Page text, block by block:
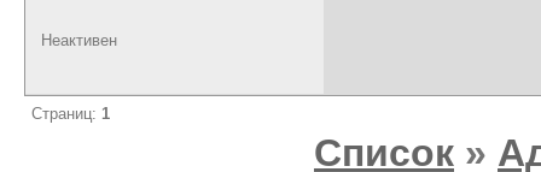
Неактивен
Страниц: 1
Список »